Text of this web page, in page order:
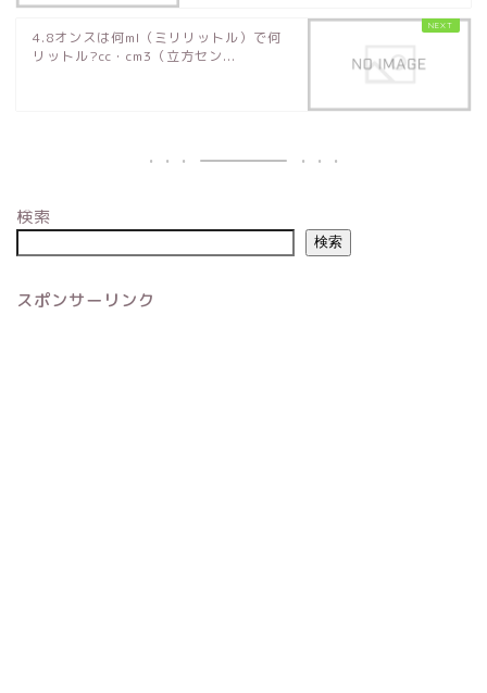
4.8オンスは何ml（ミリリットル）で何
リットル?cc・cm3（立方セン...
検索
検索
スポンサーリンク